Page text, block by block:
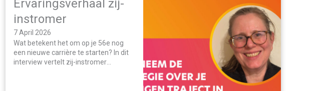
Ervaringsverhaal zij-
instromer
7 April 2026
Wat betekent het om op je 56e nog
een nieuwe carrière te starten? In dit
interview vertelt zij-instromer